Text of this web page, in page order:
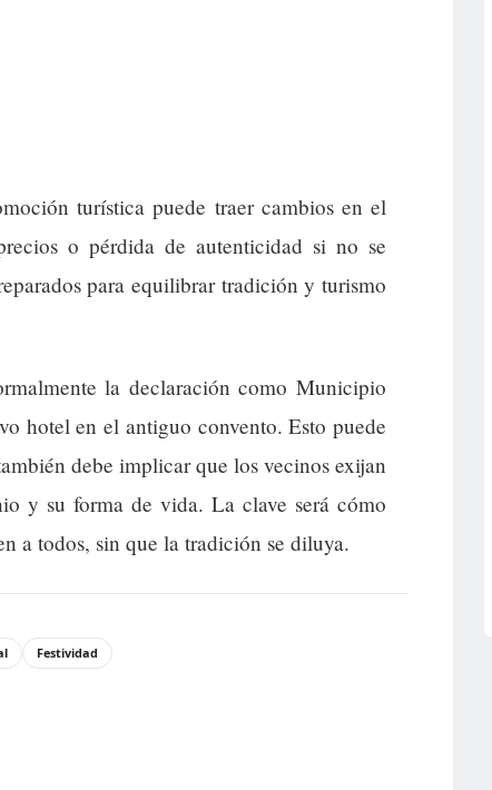
turística puede traer cambios en el
o pérdida de autenticidad si no se
para equilibrar tradición y turismo
la declaración como Municipio
hotel en el antiguo convento. Esto puede
debe implicar que los vecinos exijan
y su forma de vida. La clave será cómo
a todos, sin que la tradición se diluya.
Festividad